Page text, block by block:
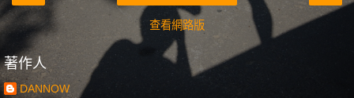
查看網路版
著作人
DANNOW